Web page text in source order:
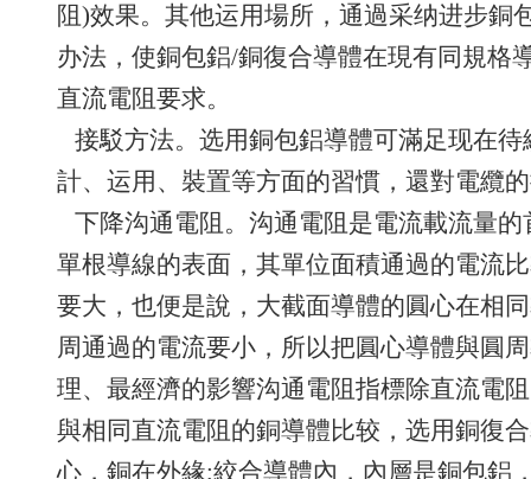
阻)效果。其他运用場所，通過采纳进步銅
办法，使銅包鋁/銅復合導體在現有同規格
直流電阻要求。
接駁方法。选用銅包鋁導體可滿足现在
計、运用、裝置等方面的習慣，還對電纜
下降沟通電阻。沟通電阻是電流載流量
單根導線的表面，其單位面積通過的電流
要大，也便是說，大截面導體的圓心在相
周通過的電流要小，所以把圓心導體與圓
理、最經濟的影響沟通電阻指標除直流電
與相同直流電阻的銅導體比较，选用銅復
心，銅在外緣;絞合導體內，內層是銅包鋁